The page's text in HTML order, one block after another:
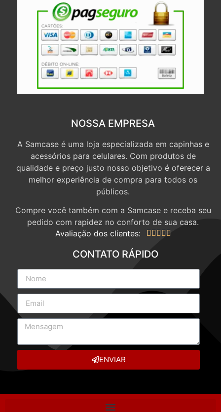
NOSSA EMPRESA
A Samcase é uma loja especializada em capinhas e
acessórios para celulares. Com produtos de
qualidade e preço justo nosso objetivo é oferecer a
melhor experiência de compra para todos os
públicos.
Compre você também com a Samcase e receba seu
pedido com rapidez no conforto de sua casa.
Avaliação dos clientes:
    
CONTATO RÁPIDO
ENVIAR